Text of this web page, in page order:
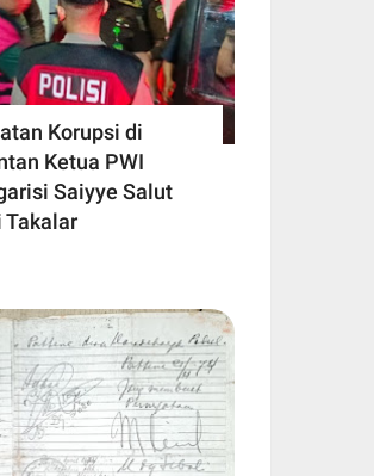
Korupsi di
Ketua PWI
Saiyye Salut
Takalar